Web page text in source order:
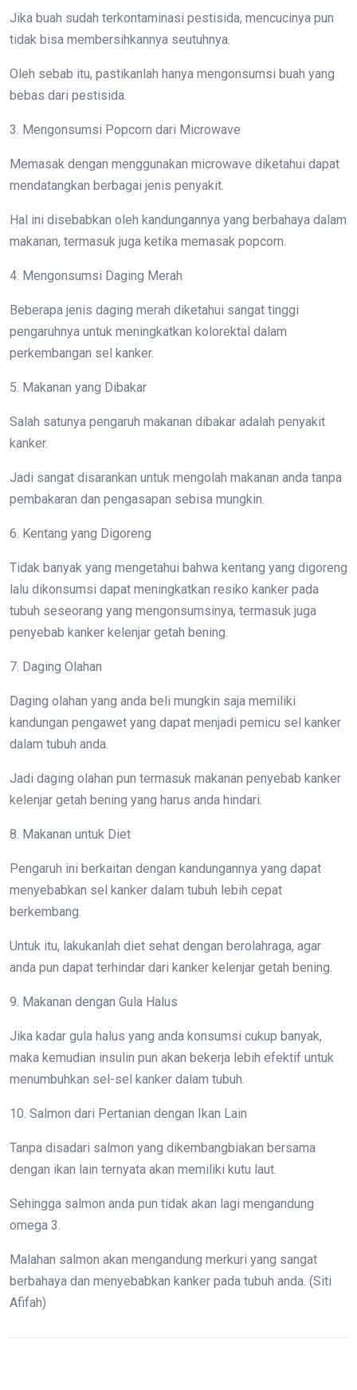
Jika buah sudah terkontaminasi pestisida, mencucinya pun
tidak bisa membersihkannya seutuhnya.
Oleh sebab itu, pastikanlah hanya mengonsumsi buah yang
bebas dari pestisida.
3. Mengonsumsi Popcorn dari Microwave
Memasak dengan menggunakan microwave diketahui dapat
mendatangkan berbagai jenis penyakit.
Hal ini disebabkan oleh kandungannya yang berbahaya dalam
makanan, termasuk juga ketika memasak popcorn.
4. Mengonsumsi Daging Merah
Beberapa jenis daging merah diketahui sangat tinggi
pengaruhnya untuk meningkatkan kolorektal dalam
perkembangan sel kanker.
5. Makanan yang Dibakar
Salah satunya pengaruh makanan dibakar adalah penyakit
kanker.
Jadi sangat disarankan untuk mengolah makanan anda tanpa
pembakaran dan pengasapan sebisa mungkin.
6. Kentang yang Digoreng
Tidak banyak yang mengetahui bahwa kentang yang digoreng
lalu dikonsumsi dapat meningkatkan resiko kanker pada
tubuh seseorang yang mengonsumsinya, termasuk juga
penyebab kanker kelenjar getah bening.
7. Daging Olahan
Daging olahan yang anda beli mungkin saja memiliki
kandungan pengawet yang dapat menjadi pemicu sel kanker
dalam tubuh anda.
Jadi daging olahan pun termasuk makanan penyebab kanker
kelenjar getah bening yang harus anda hindari.
8. Makanan untuk Diet
Pengaruh ini berkaitan dengan kandungannya yang dapat
menyebabkan sel kanker dalam tubuh lebih cepat
berkembang.
Untuk itu, lakukanlah diet sehat dengan berolahraga, agar
anda pun dapat terhindar dari kanker kelenjar getah bening.
9. Makanan dengan Gula Halus
Jika kadar gula halus yang anda konsumsi cukup banyak,
maka kemudian insulin pun akan bekerja lebih efektif untuk
menumbuhkan sel-sel kanker dalam tubuh.
10. Salmon dari Pertanian dengan Ikan Lain
Tanpa disadari salmon yang dikembangbiakan bersama
dengan ikan lain ternyata akan memiliki kutu laut.
Sehingga salmon anda pun tidak akan lagi mengandung
omega 3.
Malahan salmon akan mengandung merkuri yang sangat
berbahaya dan menyebabkan kanker pada tubuh anda. (Siti
Afifah)